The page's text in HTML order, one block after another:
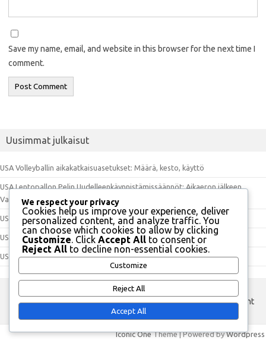
Save my name, email, and website in this browser for the next time I
comment.
Uusimmat julkaisut
USA Volleyballin aikakatkaisuasetukset: Määrä, kesto, käyttö
USA Lentopallon Pelin Uudelleenkäynnistämissäännöt: Aikaeron jälkeen,
Vamma, Keskeytys
USA Volleyballin pisteytyssäännöt: Rally-pisteytys, Side-Out, Erävoitot
USA Lentopallon ottelun kesto: Erän pituus, tauot, jatkoaika
USA Lentopallon Kierrätys Säännöt: Paikat, Järjestys, Vaihdot
custom footer text left custom footer text right
Iconic OneTheme | Powered byWordpress
We respect your privacy
Cookies help us improve your experience, deliver
personalized content, and analyze traffic. You
can choose which cookies to allow by clicking
Customize. Click Accept All to consent or
Reject All to decline non-essential cookies.
Customize
Reject All
Accept All